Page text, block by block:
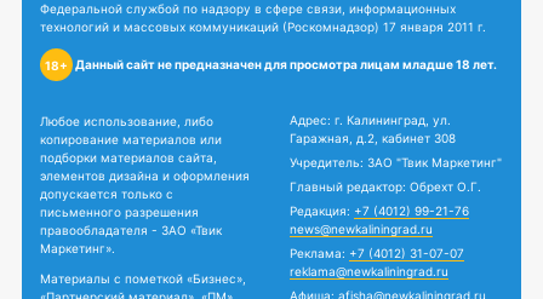
Федеральной службой по надзору в сфере связи, информационных
технологий и массовых коммуникаций (Роскомнадзор) 17 января 2011 г.
18+ Данный сайт не предназначен для просмотра лицам младше 18 лет.
Любое использование, либо
копирование материалов или
подборки материалов сайта,
элементов дизайна и оформления
допускается только с
письменного разрешения
правообладателя - ЗАО «Твик
Маркетинг».
Материалы с пометкой «Бизнес»,
Адрес: г. Калининград, ул.
Гаражная, д.2, кабинет 308
Учредитель: ЗАО "Твик Маркетинг"
Главный редактор: Обрехт О.Г.
Редакция: +7 (4012) 99-21-76
news@newkaliningrad.ru
Реклама: +7 (4012) 31-07-07
reklama@newkaliningrad.ru
Афиша: afisha@newkaliningrad.ru